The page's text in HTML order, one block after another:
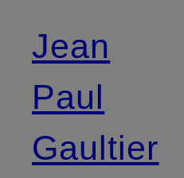
Jean
Paul
Gaultier